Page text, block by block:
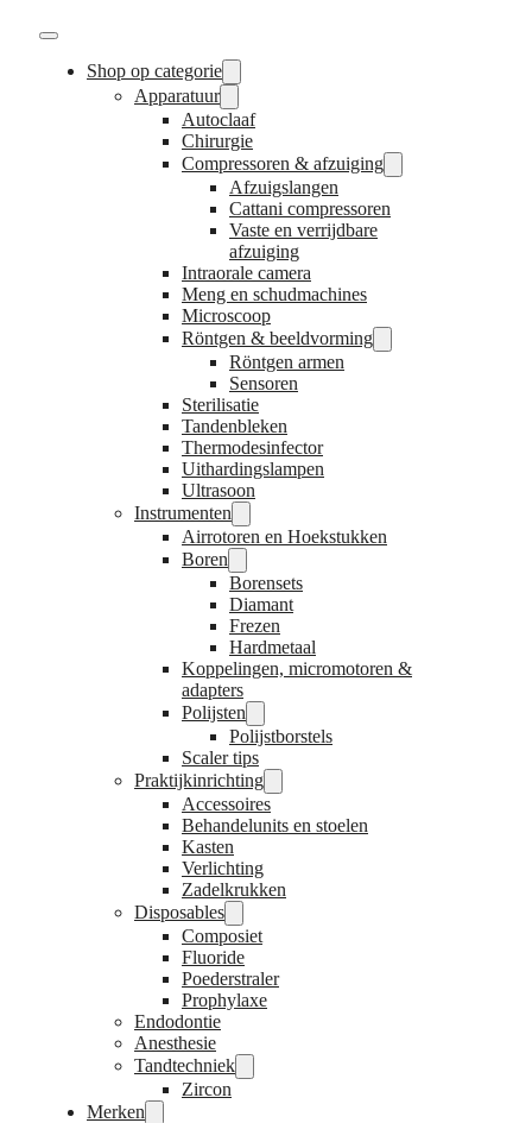
Shop op categorie
Apparatuur
Autoclaaf
Chirurgie
Compressoren & afzuiging
Afzuigslangen
Cattani compressoren
Vaste en verrijdbare
afzuiging
Intraorale camera
Meng en schudmachines
Microscoop
Röntgen & beeldvorming
Röntgen armen
Sensoren
Sterilisatie
Tandenbleken
Thermodesinfector
Uithardingslampen
Ultrasoon
Instrumenten
Airrotoren en Hoekstukken
Boren
Borensets
Diamant
Frezen
Hardmetaal
Koppelingen, micromotoren &
adapters
Polijsten
Polijstborstels
Scaler tips
Praktijkinrichting
Accessoires
Behandelunits en stoelen
Kasten
Verlichting
Zadelkrukken
Disposables
Composiet
Fluoride
Poederstraler
Prophylaxe
Endodontie
Anesthesie
Tandtechniek
Zircon
Merken